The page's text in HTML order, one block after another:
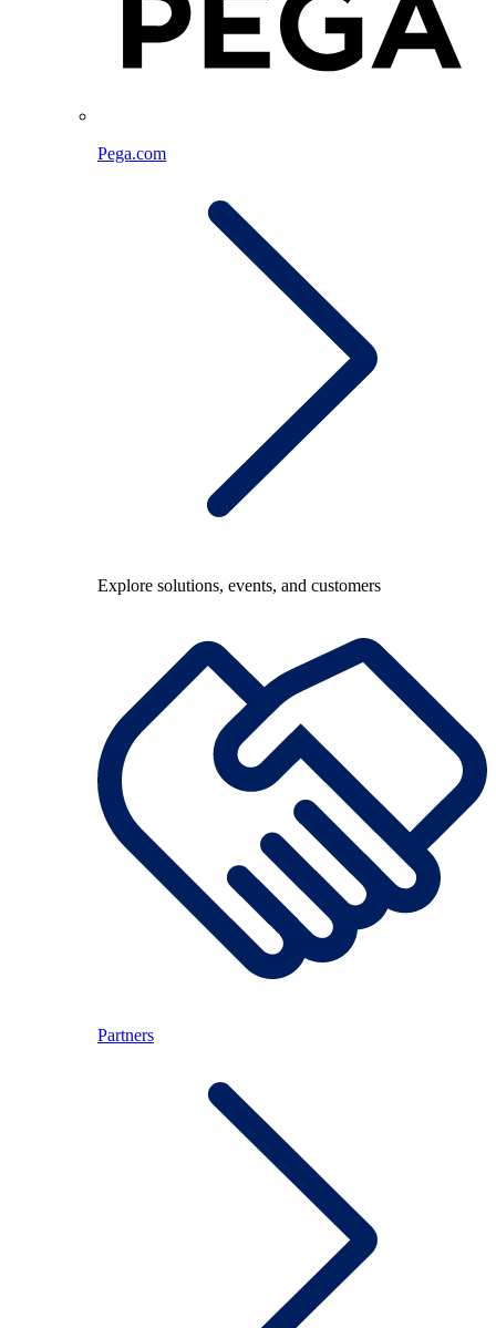
Pega.com
Explore solutions, events, and customers
Partners